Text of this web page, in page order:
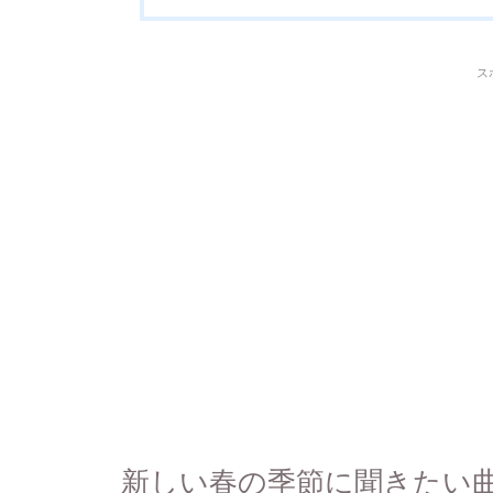
ス
新しい春の季節に聞きたい